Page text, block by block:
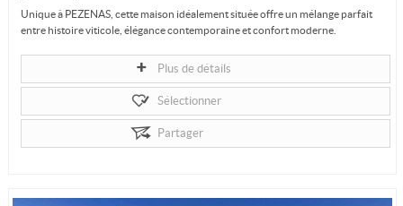
Unique à PEZENAS, cette maison idéalement située offre un mélange parfait
entre histoire viticole, élégance contemporaine et confort moderne.
Plus de détails
Sélectionner
Partager